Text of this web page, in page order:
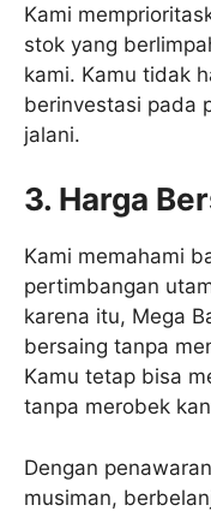
Kami
stok yang
kami. Kamu tidak
berinvestasi pada
jalani.
3. Harga
Kami memahami
pertimbangan
karena itu, Mega
bersaing tanpa
Kamu tetap bisa
tanpa merobek
Dengan
musiman,